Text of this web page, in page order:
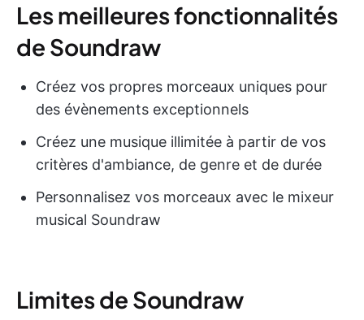
Les meilleures fonctionnalités
de Soundraw
Créez vos propres morceaux uniques pour
des évènements exceptionnels
Créez une musique illimitée à partir de vos
critères d'ambiance, de genre et de durée
Personnalisez vos morceaux avec le mixeur
musical Soundraw
Limites de Soundraw